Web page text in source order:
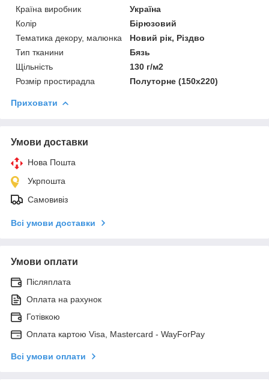
Країна виробник
Україна
Колір
Бірюзовий
Тематика декору, малюнка
Новий рік, Різдво
Тип тканини
Бязь
Щільність
130 г/м2
Розмір простирадла
Полуторне (150х220)
Приховати
Умови доставки
Нова Пошта
Укрпошта
Самовивіз
Всі умови доставки
Умови оплати
Післяплата
Оплата на рахунок
Готівкою
Оплата картою Visa, Mastercard - WayForPay
Всі умови оплати